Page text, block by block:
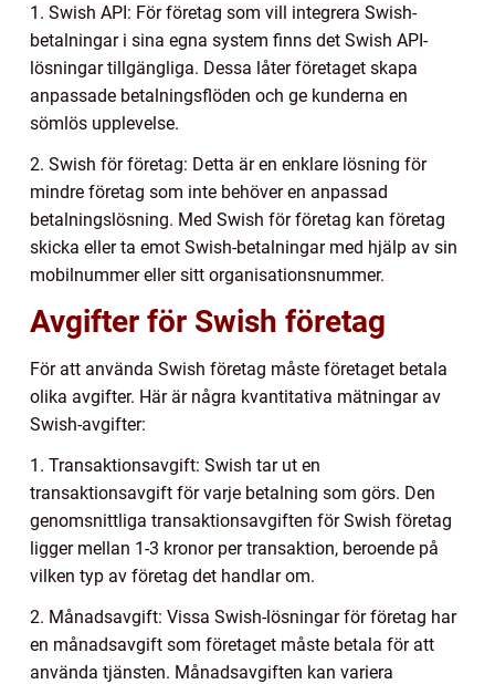
1. Swish API: För företag som vill integrera Swish-
betalningar i sina egna system finns det Swish API-
lösningar tillgängliga. Dessa låter företaget skapa
anpassade betalningsflöden och ge kunderna en
sömlös upplevelse.
2. Swish för företag: Detta är en enklare lösning för
mindre företag som inte behöver en anpassad
betalningslösning. Med Swish för företag kan företag
skicka eller ta emot Swish-betalningar med hjälp av sin
mobilnummer eller sitt organisationsnummer.
Avgifter för Swish företag
För att använda Swish företag måste företaget betala
olika avgifter. Här är några kvantitativa mätningar av
Swish-avgifter:
1. Transaktionsavgift: Swish tar ut en
transaktionsavgift för varje betalning som görs. Den
genomsnittliga transaktionsavgiften för Swish företag
ligger mellan 1-3 kronor per transaktion, beroende på
vilken typ av företag det handlar om.
2. Månadsavgift: Vissa Swish-lösningar för företag har
en månadsavgift som företaget måste betala för att
använda tjänsten. Månadsavgiften kan variera